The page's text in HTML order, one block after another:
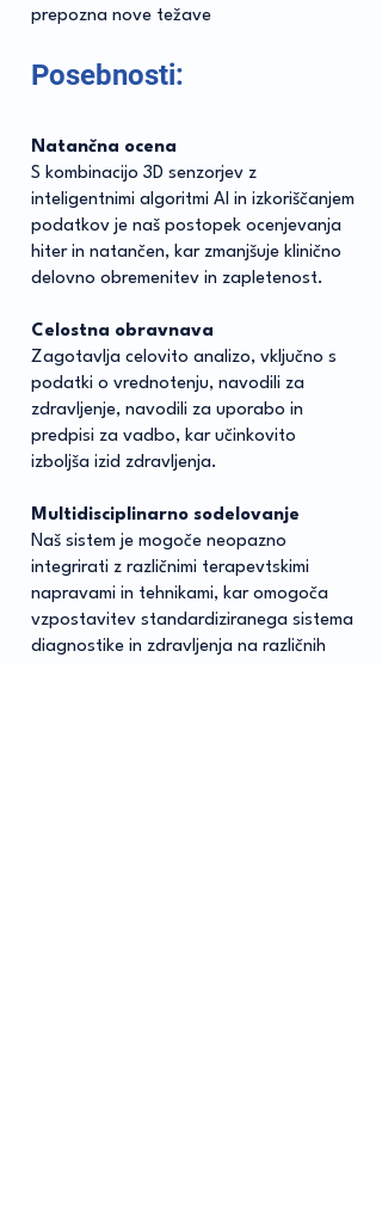
prepozna nove težave
Posebnosti:
Natančna ocena
S kombinacijo 3D senzorjev z
inteligentnimi algoritmi AI in izkoriščanjem
podatkov je naš postopek ocenjevanja
hiter in natančen, kar zmanjšuje klinično
delovno obremenitev in zapletenost.
Celostna obravnava
Zagotavlja celovito analizo, vključno s
podatki o vrednotenju, navodili za
zdravljenje, navodili za uporabo in
predpisi za vadbo, kar učinkovito
izboljša izid zdravljenja.
Multidisciplinarno sodelovanje
Naš sistem je mogoče neopazno
integrirati z različnimi terapevtskimi
napravami in tehnikami, kar omogoča
vzpostavitev standardiziranega sistema
diagnostike in zdravljenja na različnih